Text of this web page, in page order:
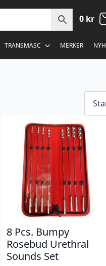
0 kr
TRANSMASC MERKER
8 Pcs. Bumpy
Rosebud Urethral
Sounds Set